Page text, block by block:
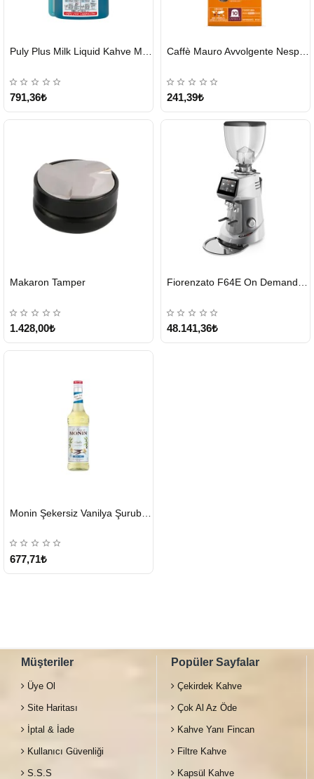
GÖNDERİ
791,36₺
GÖNDERİ
Caffè Mauro Avvolgente Nespresso Kapsül
241,39₺
GÖNDERİ
Makaron Tamper
1.428,00₺
GÖNDERİ
48.141,36₺
GÖNDERİ
677,71₺
Müşteriler
Üye Ol
Site Haritası
İptal & İade
Kullanıcı Güvenliği
S.S.S
Popüler Sayfalar
Çekirdek Kahve
Çok Al Az Öde
Kahve Yanı Fincan
Filtre Kahve
Kapsül Kahve